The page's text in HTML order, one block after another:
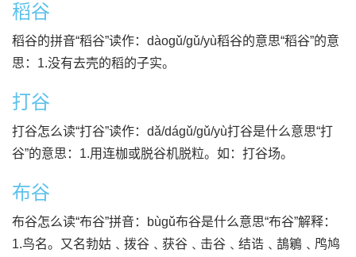
稻谷
稻谷的拼音“稻谷”读作：dàogǔ/gǔ/yù稻谷的意思“稻谷”的意
思：1.没有去壳的稻的子实。
打谷
打谷怎么读“打谷”读作：dǎ/dágǔ/gǔ/yù打谷是什么意思“打
谷”的意思：1.用连枷或脱谷机脱粒。如：打谷场。
布谷
布谷怎么读“布谷”拼音：bùgǔ布谷是什么意思“布谷”解释：
1.鸟名。又名勃姑﹑拨谷﹑获谷﹑击谷﹑结诰﹑鴶鵴﹑鸤鸠